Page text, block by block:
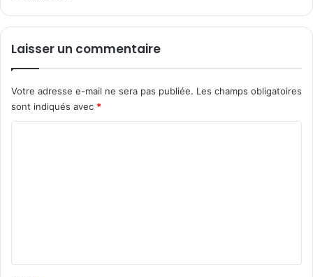
Laisser un commentaire
Votre adresse e-mail ne sera pas publiée. Les champs obligatoires
sont indiqués avec *